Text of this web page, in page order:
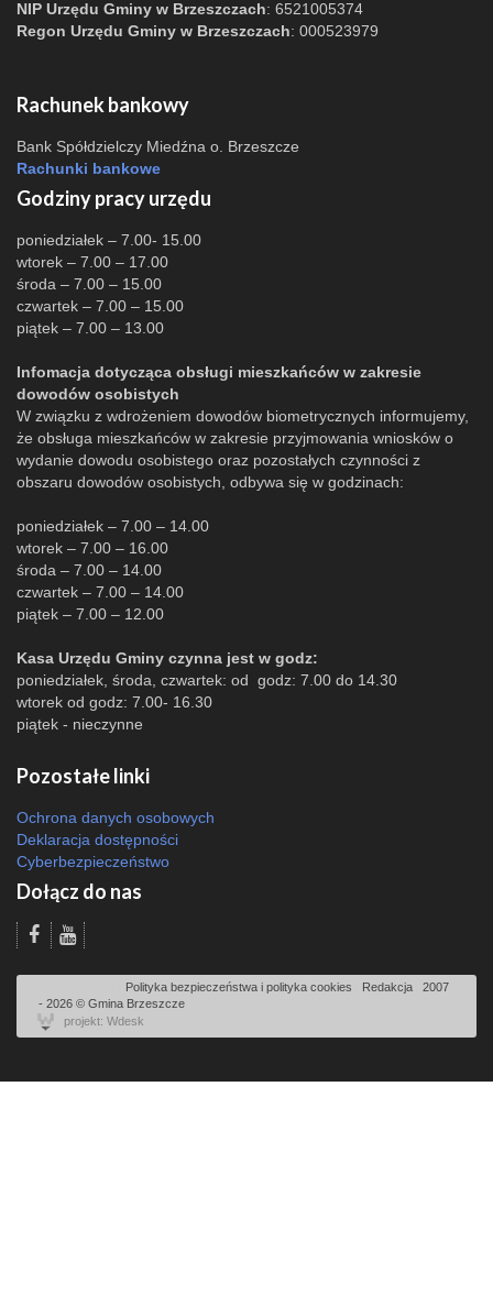
NIP Urzędu Gminy w Brzeszczach: 6521005374
Regon Urzędu Gminy w Brzeszczach: 000523979
Rachunek bankowy
Bank Spółdzielczy Miedźna o. Brzeszcze
Rachunki bankowe
Godziny pracy urzędu
poniedziałek – 7.00- 15.00
wtorek – 7.00 – 17.00
środa – 7.00 – 15.00
czwartek – 7.00 – 15.00
piątek – 7.00 – 13.00
Infomacja dotycząca obsługi mieszkańców w zakresie
dowodów osobistych
W związku z wdrożeniem dowodów biometrycznych informujemy,
że obsługa mieszkańców w zakresie przyjmowania wniosków o
wydanie dowodu osobistego oraz pozostałych czynności z
obszaru dowodów osobistych, odbywa się w godzinach:
poniedziałek – 7.00 – 14.00
wtorek – 7.00 – 16.00
środa – 7.00 – 14.00
czwartek – 7.00 – 14.00
piątek – 7.00 – 12.00
Kasa Urzędu Gminy czynna jest w godz:
poniedziałek, środa, czwartek: od godz: 7.00 do 14.30
wtorek od godz: 7.00- 16.30
piątek - nieczynne
Pozostałe linki
Ochrona danych osobowych
Deklaracja dostępności
Cyberbezpieczeństwo
Dołącz do nas
Polityka bezpieczeństwa i polityka cookies Redakcja
2007
- 2026 © Gmina Brzeszcze
projekt: Wdesk